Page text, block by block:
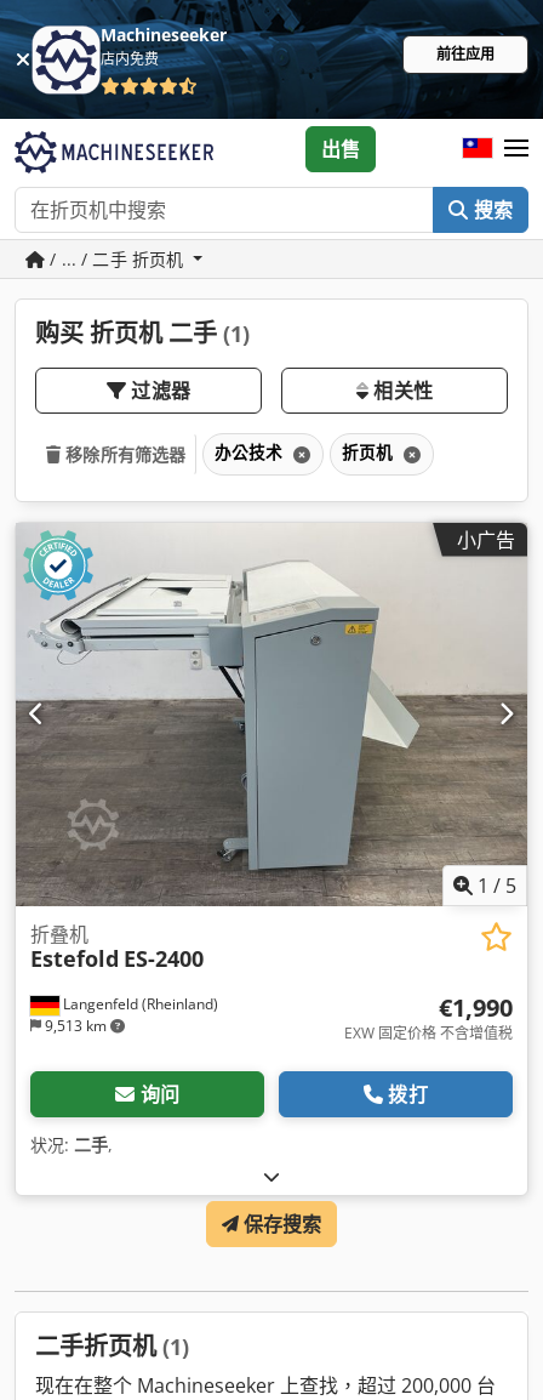
Machineseeker
店内免费 前往应用
搜索
出售
/ ... / 二手 折页机
购买 折页机 二手 (1)
过滤器 相关性
移除所有筛选器 办公技术 折页机
小广告
1 / 5
Langenfeld (Rheinland)
9,513 km
折叠机
Estefold ES-2400
€1,990
EXW 固定价格 不含增值税
询问 拨打
状况: 二手,
保存搜索
二手折页机(1)
现在在整个 Machineseeker 上查找，超过 200,000 台